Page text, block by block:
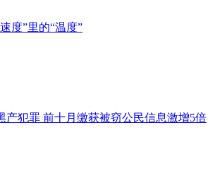
度”里的“温度”
产犯罪 前十月缴获被窃公民信息激增5倍